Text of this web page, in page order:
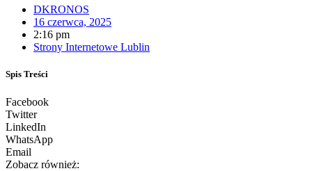
DKRONOS
16 czerwca, 2025
2:16 pm
Strony Internetowe Lublin
Spis Treści
Facebook
Twitter
LinkedIn
WhatsApp
Email
Zobacz również: